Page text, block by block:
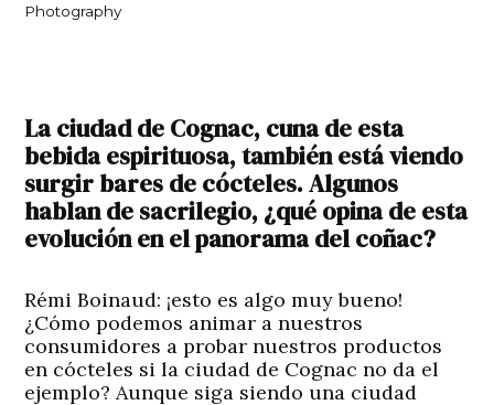
Photography
La ciudad de Cognac, cuna de esta
bebida espirituosa, también está viendo
surgir bares de cócteles. Algunos
hablan de sacrilegio, ¿qué opina de esta
evolución en el panorama del coñac?
Rémi Boinaud: ¡esto es algo muy bueno!
¿Cómo podemos animar a nuestros
consumidores a probar nuestros productos
en cócteles si la ciudad de Cognac no da el
ejemplo? Aunque siga siendo una ciudad